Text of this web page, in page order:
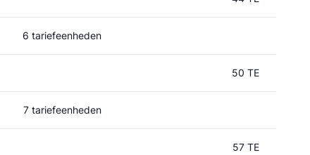
6 tariefeenheden
50 TE
7 tariefeenheden
57 TE